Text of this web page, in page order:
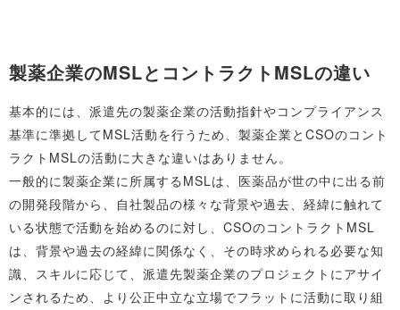
製薬企業のMSLとコントラクトMSLの違い
基本的には、派遣先の製薬企業の活動指針やコンプライアンス
基準に準拠してMSL活動を行うため、製薬企業とCSOのコント
ラクトMSLの活動に大きな違いはありません。
一般的に製薬企業に所属するMSLは、医薬品が世の中に出る前
の開発段階から、自社製品の様々な背景や過去、経緯に触れて
いる状態で活動を始めるのに対し、CSOのコントラクトMSL
は、背景や過去の経緯に関係なく、その時求められる必要な知
識、スキルに応じて、派遣先製薬企業のプロジェクトにアサイ
ンされるため、より公正中立な立場でフラットに活動に取り組